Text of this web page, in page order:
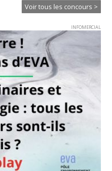
Voir tous les concours >
INFOMERCIAL